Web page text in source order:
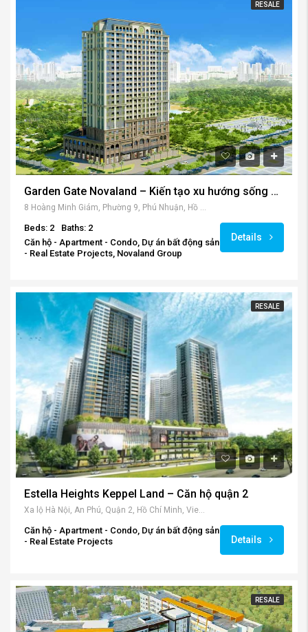
RESALE
Garden Gate Novaland – Kiến tạo xu hướng sống hiện đại nhất Phú Nhuận.
8 Hoàng Minh Giám, Phường 9, Phú Nhuận, Hồ Chí Minh, Việt Nam
Beds: 2
Baths: 2
Căn hộ - Apartment - Condo, Dự án bất động sản
- Real Estate Projects, Novaland Group
Details
RESALE
Estella Heights Keppel Land – Căn hộ quận 2
Xa lộ Hà Nội, An Phú, Quận 2, Hồ Chí Minh, Vietnam
Căn hộ - Apartment - Condo, Dự án bất động sản
- Real Estate Projects
Details
RESALE